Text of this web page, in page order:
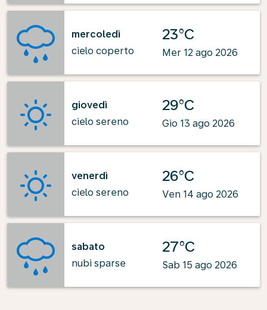
mercoledì
cielo coperto
23°C
Mer 12 ago 2026
giovedì
cielo sereno
29°C
Gio 13 ago 2026
venerdì
cielo sereno
26°C
Ven 14 ago 2026
sabato
nubi sparse
27°C
Sab 15 ago 2026